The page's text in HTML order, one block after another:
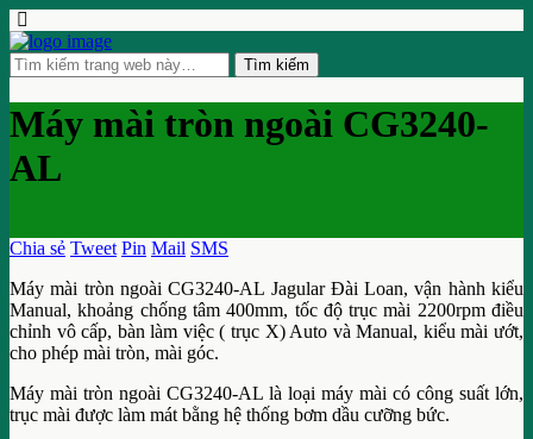
Máy mài tròn ngoài CG3240-
AL
Chia sẻ Tweet Pin Mail SMS
Máy mài tròn ngoài CG3240-AL Jagular Đài Loan, vận hành kiểu
Manual, khoảng chống tâm 400mm, tốc độ trục mài 2200rpm điều
chỉnh vô cấp, bàn làm việc ( trục X) Auto và Manual, kiểu mài ướt,
cho phép mài tròn, mài góc.
Máy mài tròn ngoài CG3240-AL là loại máy mài có công suất lớn,
trục mài được làm mát bằng hệ thống bơm dầu cưỡng bức.